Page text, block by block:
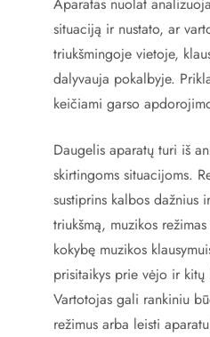
situaciją ir nustato, ar
triukšmingoje vietoje,
dalyvauja pokalbyje.
keičiami garso
Daugelis aparatų turi iš
skirtingoms situacijoms.
sustiprins kalbos dažnius
triukšmą, muzikos
kokybę muzikos
prisitaikys prie vėjo ir kitų
Vartotojas gali rankiniu
režimus arba leisti